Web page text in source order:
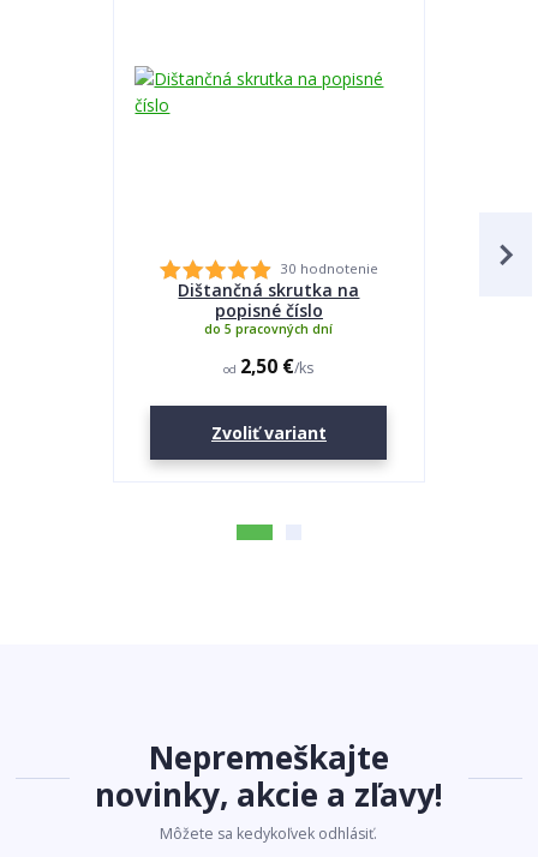
30 hodnotenie
Dištančná skrutka na
popisné číslo
od 2,50 €/ks
do 5 pracovných dní
Zvoliť variant
Nepremeškajte
novinky, akcie a zľavy!
Môžete sa kedykoľvek odhlásiť.